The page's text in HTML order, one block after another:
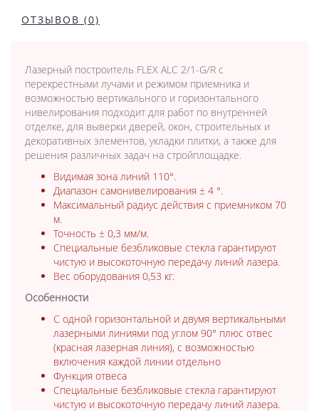
ОТЗЫВОВ (0)
Лазерный построитель FLEX ALC 2/1-G/R с
перекрестными лучами и режимом приемника и
возможностью вертикального и горизонтального
нивелирования подходит для работ по внутренней
отделке, для выверки дверей, окон, строительных и
декоративных элементов, укладки плитки, а также для
решения различных задач на стройплощадке.
Видимая зона линий 110°.
Диапазон самонивелирования ± 4 °.
Максимальный радиус действия с приемником 70
м.
Точность ± 0,3 мм/м.
Специальные безбликовые стекла гарантируют
чистую и высокоточную передачу линий лазера.
Вес оборудования 0,53 кг.
Особенности
С одной горизонтальной и двумя вертикальными
лазерными линиями под углом 90° плюс отвес
(красная лазерная линия), с возможностью
включения каждой линии отдельно
Функция отвеса
Специальные безбликовые стекла гарантируют
чистую и высокоточную передачу линий лазера.